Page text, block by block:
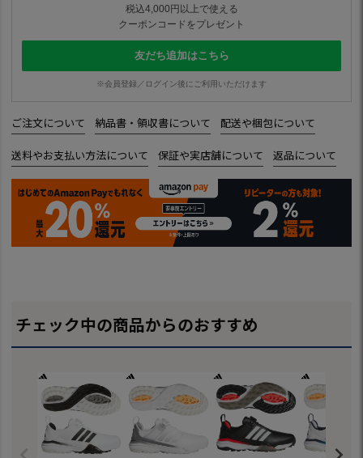
税込4,000円以上で使える
クーポンコードをプレゼント
友だち追加はこちら
※会員登録／ログイン後にご利用いただけます
ご注文について 納品書・領収書について 配送や梱包について
送料やお支払い方法について 保証や実店舗について 返品について
チェック中の商品からのおすすめ